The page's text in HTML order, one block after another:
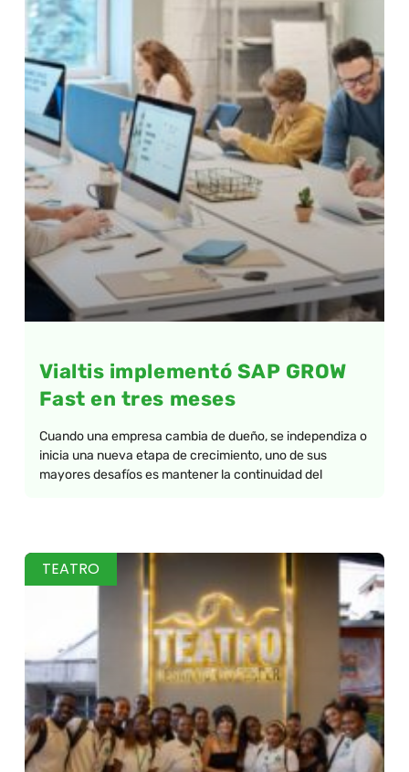
Vialtis implementó SAP GROW
Fast en tres meses
Cuando una empresa cambia de dueño, se independiza o
inicia una nueva etapa de crecimiento, uno de sus
mayores desafíos es mantener la continuidad del
TEATRO